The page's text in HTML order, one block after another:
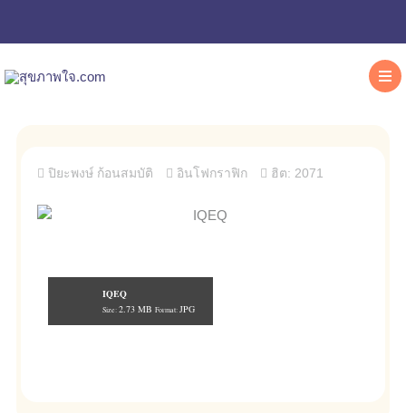
ปิยะพงษ์ ก้อนสมบัติ อินโฟกราฟิก ฮิต: 2071
IQEQ
Size: 2.73 MB Format: JPG